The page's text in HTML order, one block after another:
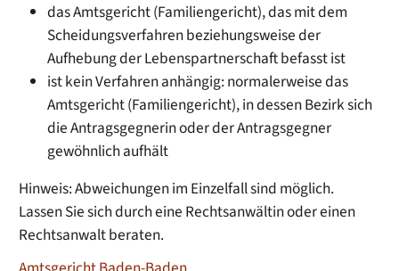
das Amtsgericht (Familiengericht), das mit dem
Scheidungsverfahren beziehungsweise der
Aufhebung der Lebenspartnerschaft befasst ist
ist kein Verfahren anhängig: normalerweise das
Amtsgericht (Familiengericht), in dessen Bezirk sich
die Antragsgegnerin oder der Antragsgegner
gewöhnlich aufhält
Hinweis: Abweichungen im Einzelfall sind möglich.
Lassen Sie sich durch eine Rechtsanwältin oder einen
Rechtsanwalt beraten.